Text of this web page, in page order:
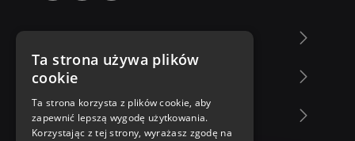
Zakupy u nas
Nasza oferta
Ta strona używa plików
cookie
Ta strona korzysta z plików cookie, aby
zapewnić lepszą wygodę użytkowania.
Korzystając z tej strony, wyrażasz zgodę na